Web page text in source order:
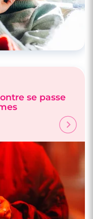
se passe